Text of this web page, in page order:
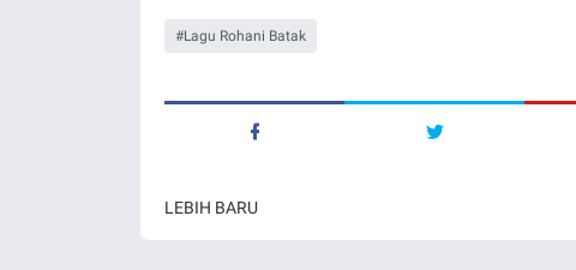
Lagu Rohani Batak
LEBIH BARU